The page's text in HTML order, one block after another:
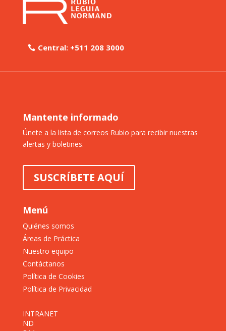
Central: +511 208 3000
Mantente informado
Únete a la lista de correos Rubio para recibir nuestras
alertas y boletines.
SUSCRÍBETE AQUÍ
Menú
Quiénes somos
Áreas de Práctica
Nuestro equipo
Contáctanos
Política de Cookies
Política de Privacidad
INTRANET
ND